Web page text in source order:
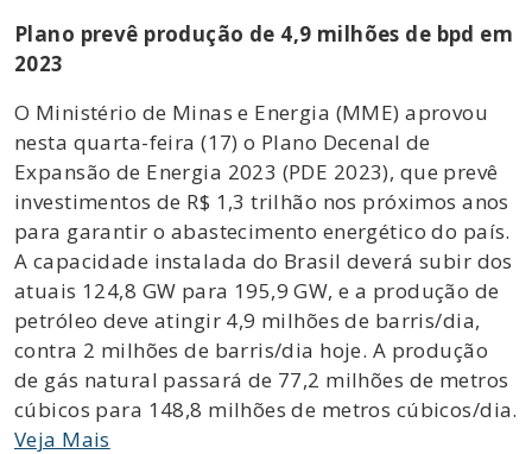
Plano prevê produção de 4,9 milhões de bpd em
2023
O Ministério de Minas e Energia (MME) aprovou
nesta quarta-feira (17) o Plano Decenal de
Expansão de Energia 2023 (PDE 2023), que prevê
investimentos de R$ 1,3 trilhão nos próximos anos
para garantir o abastecimento energético do país.
A capacidade instalada do Brasil deverá subir dos
atuais 124,8 GW para 195,9 GW, e a produção de
petróleo deve atingir 4,9 milhões de barris/dia,
contra 2 milhões de barris/dia hoje. A produção
de gás natural passará de 77,2 milhões de metros
cúbicos para 148,8 milhões de metros cúbicos/dia.
Veja Mais